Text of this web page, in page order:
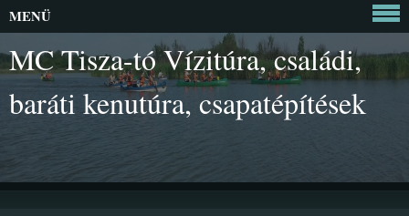
MC Tisza-tó Vízitúra, családi,
baráti kenutúra, csapatépítések
MENÜ